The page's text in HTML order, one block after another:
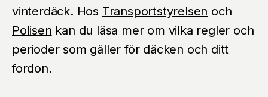
vinterdäck. Hos Transportstyrelsen och
Polisen kan du läsa mer om vilka regler och
perioder som gäller för däcken och ditt
fordon.